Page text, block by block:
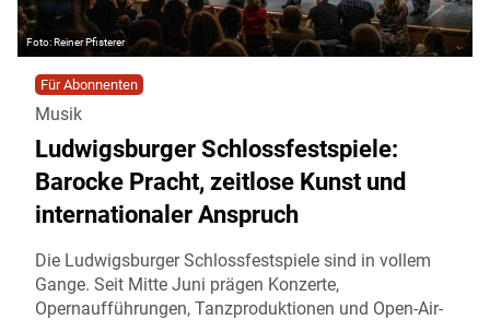
Reiner Pfisterer
Für Abonnenten
Musik
Ludwigsburger Schlossfestspiele:
Barocke Pracht, zeitlose Kunst und
internationaler Anspruch
Die Ludwigsburger Schlossfestspiele sind in vollem
Gange. Seit Mitte Juni prägen Konzerte,
Opernaufführungen, Tanzproduktionen und Open-Air-